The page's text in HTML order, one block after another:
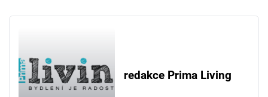
redakce Prima Living